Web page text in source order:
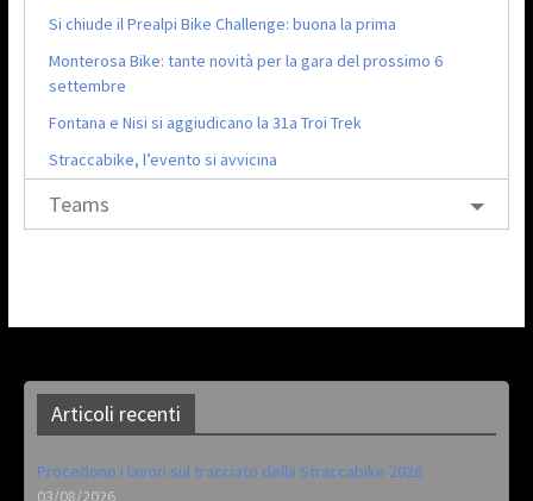
Si chiude il Prealpi Bike Challenge: buona la prima
Monterosa Bike: tante novità per la gara del prossimo 6
settembre
Fontana e Nisi si aggiudicano la 31a Troi Trek
Straccabike, l’evento si avvicina
Teams
Articoli recenti
Procedono i lavori sul tracciato della Straccabike 2026
03/08/2026